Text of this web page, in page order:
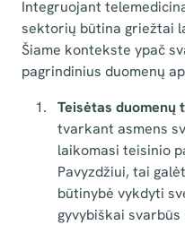
Integruojant
sektorių būtina griežtai
Šiame kontekste ypač
pagrindinius duomenų
Teisėtas duomenų
tvarkant asmens
laikomasi teisinio
Pavyzdžiui, tai
būtinybė vykdyti
gyvybiškai